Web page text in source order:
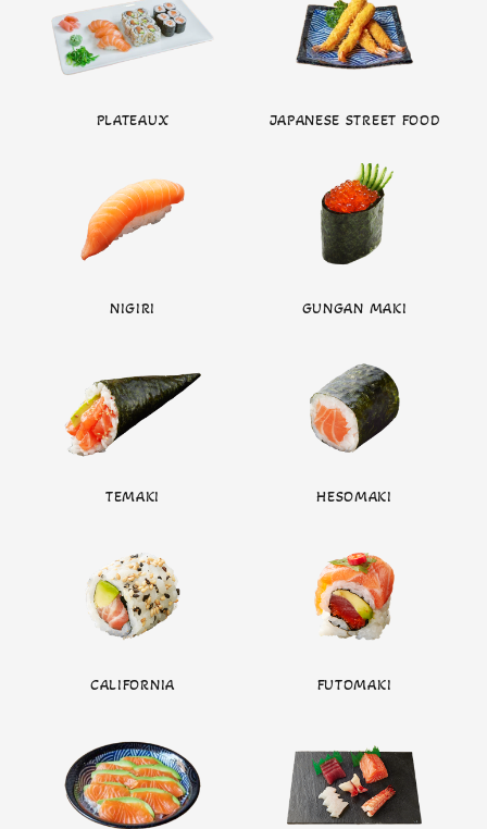
PLATEAUX JAPANESE STREET FOOD
NIGIRI GUNGAN MAKI
TEMAKI HESOMAKI
CALIFORNIA FUTOMAKI